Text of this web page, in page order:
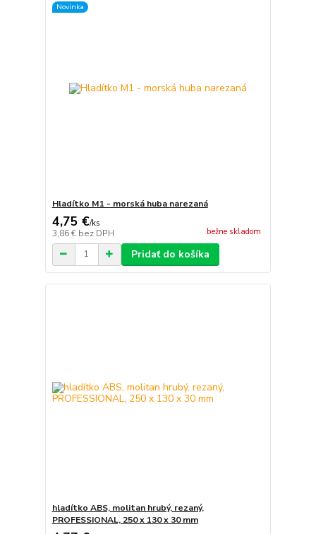
Novinka
Hladítko M1 - morská huba narezaná
4,75 €/ks
3,86 € bez DPH bežne skladom
Pridať do košíka
hladítko ABS, molitan hrubý, rezaný,
PROFESSIONAL, 250 x 130 x 30 mm